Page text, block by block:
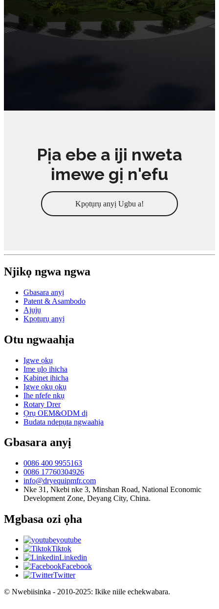
Pịa ebe a iji nweta
imewe gị n'efu
Kpọtụrụ anyị Ugbu a!
Njikọ ngwa ngwa
Gbasara anyị
Patent & Asambodo
Ajụjụ
Kpọtụrụ anyị
Otu ngwaahịa
Igwe ọkụ
Ime ụlọ ihicha
Kabinet ihicha
Igwe ọkụ ọkụ
Ihe nfefe nkụ
Rotary Drer
Ọrụ OEM&ODM dị
Budata ndepụta ngwaahịa
Gbasara anyị
0086 400 9955163
0086 17760304926
info@dryequipmfr.com
Nke 31, Nkebi nke 3, Minshan Road, National Economic
Development Zone, Deyang City, China.
Mgbasa ozi ọha
youtube
Tiktok
Linkedin
Facebook
Twitter
© Nwebiisinka - 2010-2025: Ikike niile echekwabara.